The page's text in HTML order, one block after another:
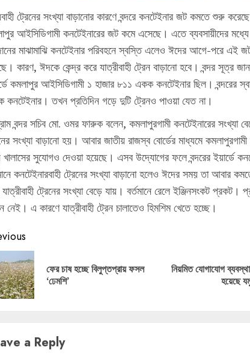
ট্রেনের সংখ্যা বাড়ানোর কারণে বন্দরে কনটেইনার জট কমতে শুরু করেছে
আইসিডিগামী কনটেইনারের জট কমে এসেছে। এতে ব্যবসায়ীদের
মাঝামাঝি কনটেইনার পরিবহনে স্বস্তি এলেও ঈদের আগে-পরে এই
কারণ, ঈদকে কেন্দ্র করে যাত্রীবাহী ট্রেন বাড়ানো হবে। বন্দর সূত্র
কমলাপুর আইসিডিগামী ১ হাজার ৮১১ একক কনটেইনার ছিল। বন্দরের
তখন প্রতিদিন গড়ে দুটি ট্রেনও পাওয়া যেত না।
বন্দর সচিব মো. ওমর ফারুক বলেন, কমলাপুরগামী কনটেইনারের সংখ্যা
সংখ্যা বাড়ানো হয়। আবার জাতীয় রাজস্ব বোর্ডের মাধ্যমে
খালাসের সুযোগও দেওয়া হয়েছে। এসব উদ্যোগের ফলে বন্দরের ইয়ার্ডে
কনটেইনারবাহী ট্রেনের সংখ্যা বাড়ানো হলেও ঈদের সময় তা আবার
ট্রেনের সংখ্যা বেড়ে যায়। বর্তমানে রেলে ইঞ্জিনসংকট প্রকট।
নেই। এ কারণে যাত্রীবাহী ট্রেন চালাতেও হিমশিম খেতে হচ্ছে।
Previous
ফের চাষ হচ্ছে বিলুপ্তপ্রায় ফসল
‘ঢেমশি’
Next
নিয়মিত যোগাযোগ
হয়েছে
a Reply